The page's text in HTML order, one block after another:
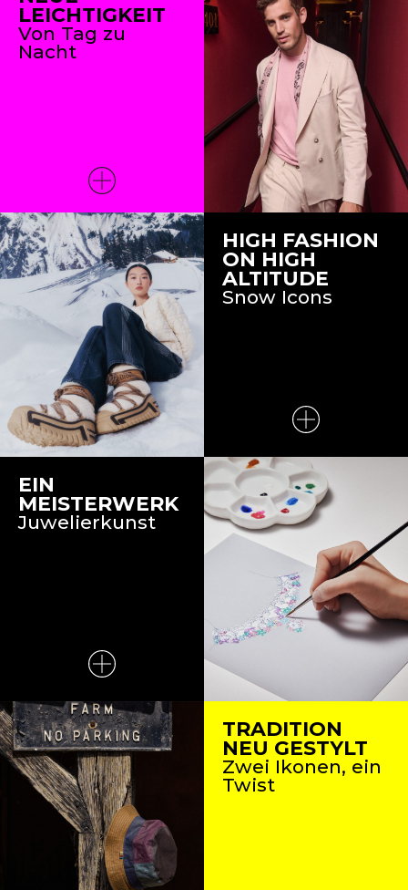
LEICHTIGKEIT
Von Tag zu
Nacht
HIGH FASHION
ON HIGH
ALTITUDE
Snow Icons
EIN
MEISTERWERK
Juwelierkunst
TRADITION
NEU GESTYLT
Zwei Ikonen, ein
Twist